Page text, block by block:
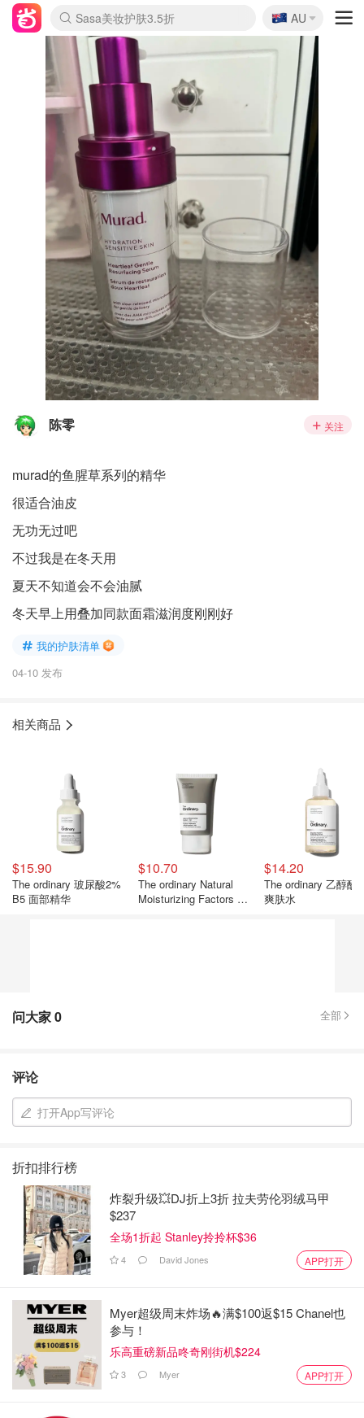
lululemon折扣上新
Sasa美妆护肤3.5折
SSENSE年中2.5折
FreshBeauty好价汇总
Cettire降价+叠9折
WWS Coles超市实拍
viagogo二手票捡漏
Myer超级周末
The Outnet奢牌1折起
David Jones 3折起
Flannels大牌1折
Perfumes Club护肤1折
AMIRO面罩$251
Amazon折扣汇总
eToro入金$200送$50
Amazon数码好物
ICONIC本周7.5折
ThedoubleF高奢地板价
Moose Knuckles 6折
丝芙兰5折起
EUFY摄像头$98
Selenichast首饰2折
Trip机票酒店促销
YSL送5件彩妆礼
Amazon家居好物
Amazon美妆护肤
雅漾大喷$8
过敏原检测盒$33
伊索独家赠50ml沐浴露
科颜氏高保湿面霜$29
SEALIFE海洋馆门票6折
丝塔芙大白罐$16
订阅Newsletter送香薰
Cult Beauty 6.8折
Harrods圣诞日历$525
LN-CC奢牌私促3折
d'Alba空姐喷雾$16
EVE LOM套装£56
Bernardelli独家4折
Adore Beauty 6折起
CT圣诞日历
Mytheresa奢品2.7折
Luxury Escapes 9折
Currentbody美容仪$881
MOON Garden Live
Roborock扫地机$649
Tingo Life水杯$24
Valentino官网5折
CR洗护套装$23
修丽可4件套$159
Myer彩妆2件7折
GANNI官网4.5折
Stylevana韩妆4折
Tessabit高奢8.5折
OGX洗发水$11
Amazon阿德莱德次日达
卡诗8.5折+赠礼
Philips Hue灯具8折
🇦🇺
AU
陈零 关注
murad的鱼腥草系列的精华
很适合油皮
无功无过吧
不过我是在冬天用
夏天不知道会不会油腻
冬天早上用叠加同款面霜滋润度刚刚好
我的护肤清单
04-10 发布
相关商品
$15.90
The ordinary 玻尿酸2%
B5 面部精华
$10.70
The ordinary Natural
Moisturizing Factors 保
$14.20
The ordinary 乙醇酸
爽肤水
问大家0 全部
评论
打开App写评论
折扣排行榜
炸裂升级💥DJ折上3折 拉夫劳伦羽绒马甲
$237
全场1折起 Stanley拎拎杯$36
4 David Jones APP打开
Myer超级周末炸场🔥满$100返$15 Chanel也
参与！
乐高重磅新品咚奇刚街机$224
3 Myer APP打开